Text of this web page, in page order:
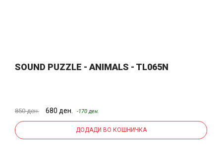
SOUND PUZZLE - ANIMALS - TL065N
850 ден. 680 ден. -170 ден.
ДОДАДИ ВО КОШНИЧКА